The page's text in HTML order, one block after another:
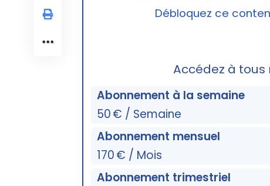
Débloquez ce
Accédez à tous
Abonnement à la semaine
50 € / Semaine
Abonnement mensuel
170 € / Mois
Abonnement trimestriel